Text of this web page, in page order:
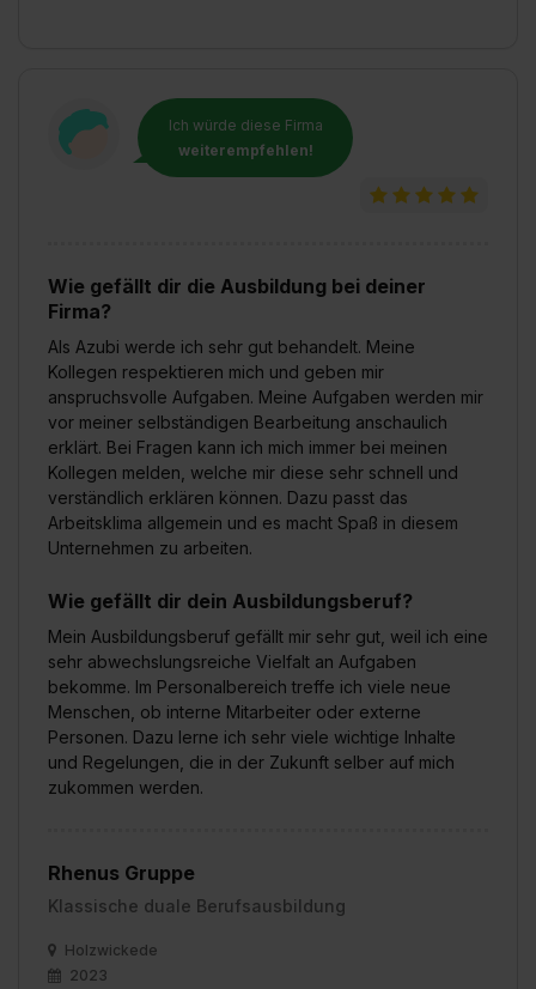
Ich würde diese Firma
weiterempfehlen!
Wie gefällt dir die Ausbildung bei deiner
Firma?
Als Azubi werde ich sehr gut behandelt. Meine
Kollegen respektieren mich und geben mir
anspruchsvolle Aufgaben. Meine Aufgaben werden mir
vor meiner selbständigen Bearbeitung anschaulich
erklärt. Bei Fragen kann ich mich immer bei meinen
Kollegen melden, welche mir diese sehr schnell und
verständlich erklären können. Dazu passt das
Arbeitsklima allgemein und es macht Spaß in diesem
Unternehmen zu arbeiten.
Wie gefällt dir dein Ausbildungsberuf?
Mein Ausbildungsberuf gefällt mir sehr gut, weil ich eine
sehr abwechslungsreiche Vielfalt an Aufgaben
bekomme. Im Personalbereich treffe ich viele neue
Menschen, ob interne Mitarbeiter oder externe
Personen. Dazu lerne ich sehr viele wichtige Inhalte
und Regelungen, die in der Zukunft selber auf mich
zukommen werden.
Rhenus Gruppe
Klassische duale Berufsausbildung
Holzwickede
2023